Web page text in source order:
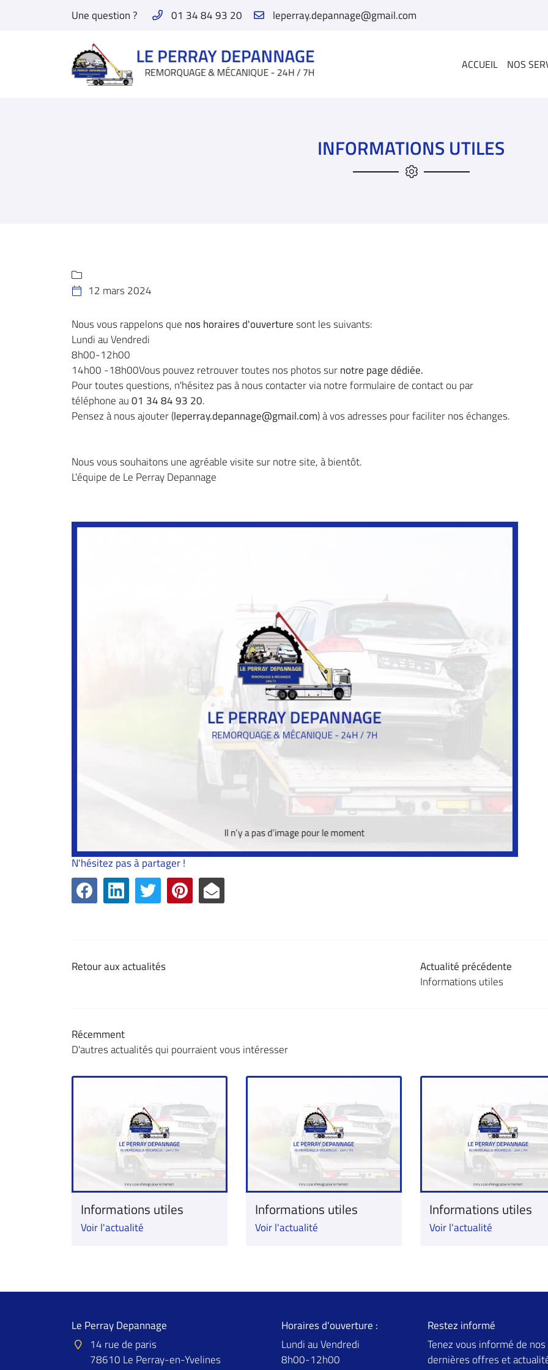
Une question ? 01 34 84 93 20
ACCUEIL NOS
78610 Le Perray-en-Yvelines
01 34 84 93 20
En cochant cette case, vous consentez à recevoir nos propositions commerciales à
l'adresse email indiqué ci-dessus. Vous pouvez vous désinscrire à tout moment en
le formulaire de désinscription
Inscription
INFORMATIONS UTILES


12 mars 2024
Nous vous rappelons que nos horaires d'ouverturesont les suivants:
Lundi au Vendredi
8h00-12h00
14h00 -18h00Vous pouvez retrouver toutes nos photos surnotre page dédiée.
Pour toutes questions, n'hésitez pas à nous contacter via notre formulaire de contact ou par
téléphone au01 34 84 93 20.
Pensez à nous ajouter (leperray.depannage@gmail.com) à vos adresses pour faciliter nos échanges.
Nous vous souhaitons une agréable visite sur notre site, à bientôt.
L'équipe de Le Perray Depannage
N'hésitez pas à partager !
Retour aux actualités
Actualité précédente
Informations utiles
Récemment
D'autres actualités qui pourraient vous intéresser
Informations utiles
Voir l'actualité
Informations utiles
Voir l'actualité
Informations utiles
Voir l'actualité
Le Perray Depannage
14 rue de paris
78610 Le Perray-en-Yvelines
Horaires d'ouverture :
Lundi au Vendredi
8h00-12h00
Restez informé
Tenez vous informé de nos
dernières offres et